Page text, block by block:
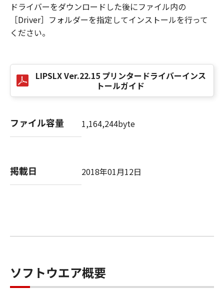
８．契約期間
(1) 本契約書は、お客様が、『同意』を示す下
記のボタンをクリックした時点、または「本ソ
し、下記(2)または(3)により終了されるまで有
効に存続します。
(2) お客様は、「本ソフトウェア」およびその
複製物のすべてを廃棄および消去することによ
(3) お客様が本契約書のいずれかの条項に違反
した場合、本契約書は直ちに終了します。
びその複製物のすべてを廃棄または消去するも
のとします。
“米国政府エンドユーザー”とは、米国政府の機
関また団体を意味します。もしお客様が米国政
府エンドユーザーである場合、以下の規定が適
ドライバーをダウンロードした後にファイル内の
［Driver］フォルダーを指定してインストールを行って
ください。
LIPSLX Ver.22.15 プリンタードライバーインス
トールガイド
ファイル容量 1,164,244byte
掲載日 2018年01月12日
ソフトウエア概要